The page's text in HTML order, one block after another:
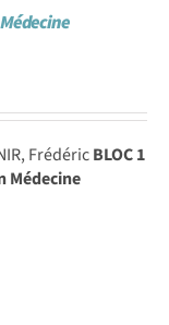
FrédéricBLOC 1
Médecine